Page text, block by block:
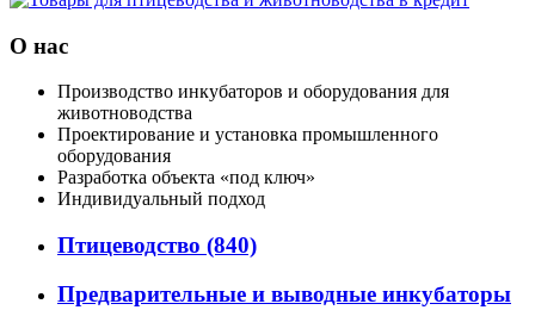
О нас
Производство инкубаторов и оборудования для
животноводства
Проектирование и установка промышленного
оборудования
Разработка объекта «под ключ»
Индивидуальный подход
Птицеводство (840)
Предварительные и выводные инкубаторы